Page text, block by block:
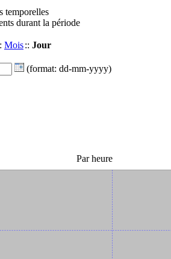
temporelles
durant la période
Mois:: Jour
(format: dd-mm-yyyy)
Par heure